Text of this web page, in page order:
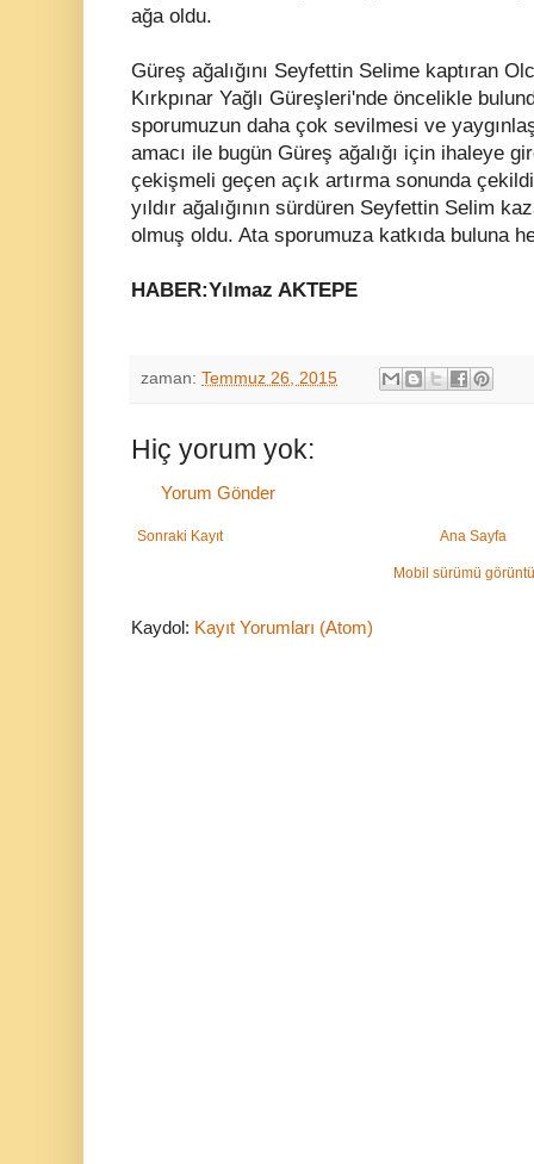
ağa oldu.
Güreş ağalığını Seyfettin Selime kaptıran
Kırkpınar Yağlı Güreşleri'nde öncelikle
sporumuzun daha çok sevilmesi ve
amacı ile bugün Güreş ağalığı için ihaleye
çekişmeli geçen açık artırma sonunda
yıldır ağalığının sürdüren Seyfettin Selim
olmuş oldu. Ata sporumuza katkıda buluna
HABER:Yılmaz AKTEPE
zaman: Temmuz 26, 2015
Hiç yorum yok:
Yorum Gönder
Sonraki Kayıt Ana Sayfa
Mobil sürümü
Kaydol: Kayıt Yorumları (Atom)